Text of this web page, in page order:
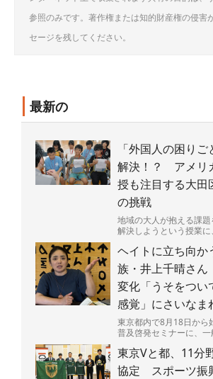
参照のみです。著作権または知的財産権の侵害
セージを残してください。
最新の
「外国人の困り
解決！？ アメリ
授も注目する大田
の挑戦
地域の大人が抱える課
解決しようという授業
ニア大バークレー校（...
ヘイトに立ち向か
族・井上千晴さ
変化「うそをつい
感覚」にさいなま
東京都内で8月18日から
普及啓発セミナーに、
で、アイヌ民族の井...
東京Vと都、11分
協定 スポーツ振